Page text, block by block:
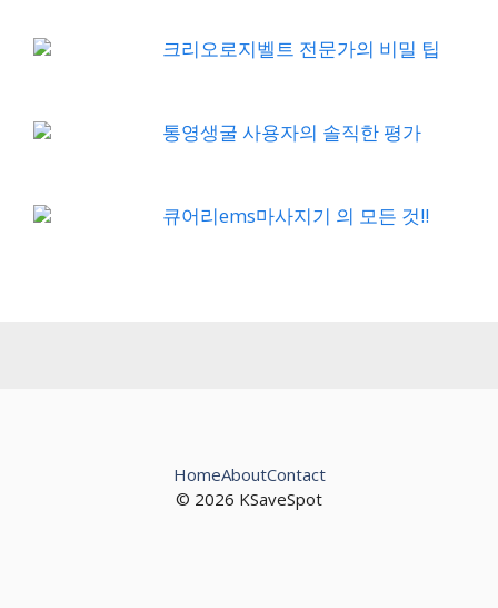
크리오로지벨트 전문가의 비밀 팁
통영생굴 사용자의 솔직한 평가
큐어리ems마사지기 의 모든 것!!
© 2026 KSaveSpot
HomeAboutContact